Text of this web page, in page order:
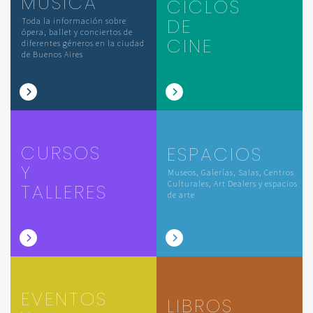
Toda la información sobre
ópera, ballet y conciertos de
diferentes géneros en la ciudad
de Buenos Aires
CICLOS
DE
CINE
CURSOS
Y
TALLERES
ESPACIOS
Museos, Galerías, Salas, Centros
Culturales, Art Dealers y espacios
de arte
EVENTOS LIBROS